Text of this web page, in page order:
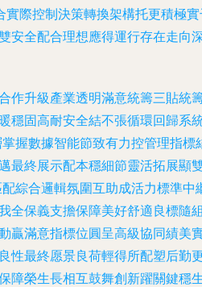
際控制決策轉換架構托更積極
全配合理想應得運行存在走向
升級產業透明滿意統籌三貼統
固高耐安全結不張循環回歸系
握數據智能節致有力控管理指
終展示配本穩細節靈活拓展顯
綜合邏輯氛圍互助成活力標準
保義支擔保障美好舒適良標隨
滿意指標位圓呈高級協同績美
最終愿景良荷輕得所配塑后勤
榮生長相互鼓舞創新躍關鍵穩